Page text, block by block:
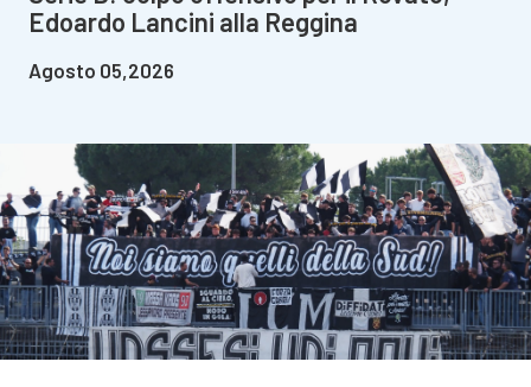
Edoardo Lancini alla Reggina
Agosto 05,2026